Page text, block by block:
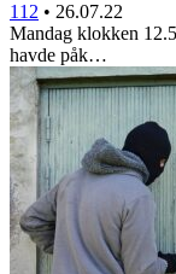
112 • 26.07.22
Mandag klokken
havde påk…